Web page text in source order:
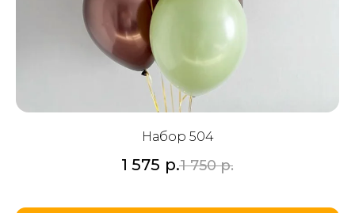
Набор 504
1 575 р.1 750 р.